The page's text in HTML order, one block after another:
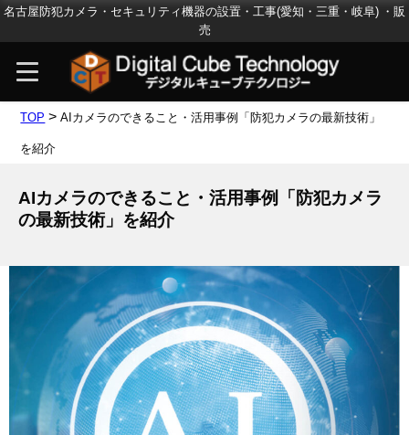
名古屋防犯カメラ・セキュリティ機器の設置・工事(愛知・三重・岐阜) ・販
売
TOP > AIカメラのできること・活用事例「防犯カメラの最新技術」
を紹介
AIカメラのできること・活用事例「防犯カメラ
の最新技術」を紹介